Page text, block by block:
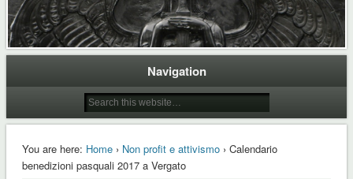
Navigation
You are here: Home› Non profit e attivismo› Calendario
benedizioni pasquali 2017 a Vergato